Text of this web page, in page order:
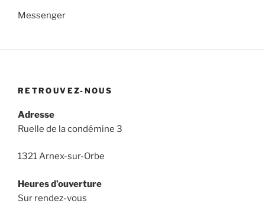
Messenger
RETROUVEZ-NOUS
Adresse
Ruelle de la condémine 3
1321 Arnex-sur-Orbe
Heures d’ouverture
Sur rendez-vous